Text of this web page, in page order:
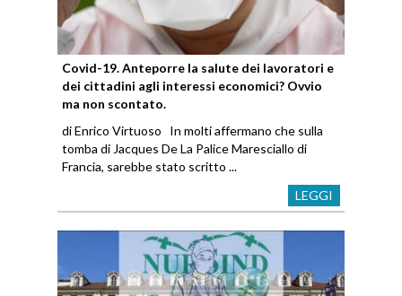
Covid-19. Anteporre la salute dei lavoratori e
dei cittadini agli interessi economici? Ovvio
ma non scontato.
di Enrico Virtuoso In molti affermano che sulla
tomba di Jacques De La Palice Maresciallo di
Francia, sarebbe stato scritto ...
LEGGI